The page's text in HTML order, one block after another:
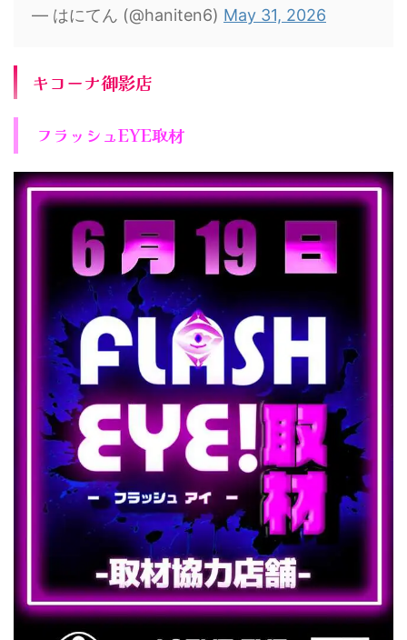
— はにてん (@haniten6) May 31, 2026
キコーナ御影店
フラッシュEYE取材